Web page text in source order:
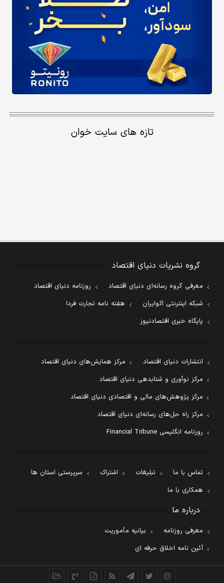
تازه های سایت خوان
گروه نشریات دنیای اقتصاد
معرفی گروه رسانه‌ای دنیای اقتصاد
روزنامه دنیای اقتصاد
شبکه اینترنتی اکوایران
هفته نامه تجارت فردا
پایگاه خبری اقتصادنیوز
انتشارات دنیای اقتصاد
مرکز همایش‌های دنیای اقتصاد
مرکز نوآوری و شتابدهی دنیای اقتصاد
مرکز پژوهش‌های مالی و اقتصادی دنیای اقتصاد
مرکز راه حل‌های رسانه‌ای دنیای اقتصاد
روزنامه انگلیسی Financial Tribune
تماس با ما تبلیغات اشتراک
سرپرستی استان ها
همکاری با ما
درباره ما
معرفی روزنامه
بیانیه مأموریت
آئین نامه اخلاق حرفه ای